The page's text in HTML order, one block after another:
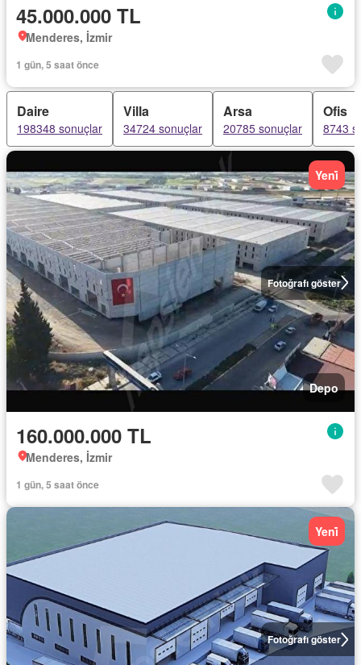
45.000.000 TL
Menderes, İzmir
1 gün, 5 saat önce
Daire
198348 sonuçlar
Villa
34724 sonuçlar
Arsa
20785 sonuçlar
Ofis
8743
Fotoğrafı göster
Yeni̇
Depo
160.000.000 TL
Menderes, İzmir
1 gün, 5 saat önce
Fotoğrafı göster
Yeni̇